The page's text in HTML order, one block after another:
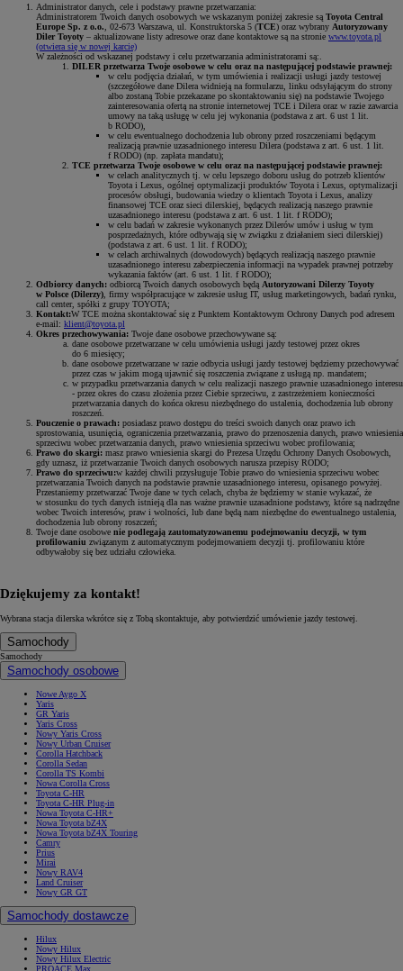
Administrator danych, cele i podstawy prawne przetwarzania:
Administratorem Twoich danych osobowych we wskazanym poniżej zakresie są Toyota Central
Europe Sp. z o.o. , 02-673 Warszawa, ul. Konstruktorska 5 (TCE) oraz wybrany Autoryzowany
Diler Toyoty – aktualizowane listy adresowe oraz dane kontaktowe są na stronie www.toyota.pl
(otwiera się w nowej karcie)
W zależności od wskazanej podstawy i celu przetwarzania administratorami są:.
DILER przetwarza Twoje osobowe w celu oraz na następującej podstawie prawnej:
w celu podjęcia działań, w tym umówienia i realizacji usługi jazdy testowej
(szczegółowe dane Dilera widnieją na formularzu, linku odsyłającym do strony
albo zostaną Tobie przekazane po skontaktowaniu się) na podstawie Twojego
zainteresowania ofertą na stronie internetowej TCE i Dilera oraz w razie zawarcia
umowy na taką usługę w celu jej wykonania (podstawa z art. 6 ust 1 lit.
b RODO),
w celu ewentualnego dochodzenia lub obrony przed roszczeniami będącym
realizacją prawnie uzasadnionego interesu Dilera (podstawa z art. 6 ust. 1 lit.
f RODO) (np. zapłata mandatu);
TCE przetwarza Twoje osobowe w celu oraz na następującej podstawie prawnej:
w celach analitycznych tj. w celu lepszego doboru usług do potrzeb klientów
Toyota i Lexus, ogólnej optymalizacji produktów Toyota i Lexus, optymalizacji
procesów obsługi, budowania wiedzy o klientach Toyota i Lexus, analizy
finansowej TCE oraz sieci dilerskiej, będących realizacją naszego prawnie
uzasadnionego interesu (podstawa z art. 6 ust. 1 lit. f RODO);
w celu badań w zakresie wykonanych przez Dilerów umów i usług w tym
posprzedażnych, które odbywają się w związku z działaniem sieci dilerskiej)
(podstawa z art. 6 ust. 1 lit. f RODO);
w celach archiwalnych (dowodowych) będących realizacją naszego prawnie
uzasadnionego interesu zabezpieczenia informacji na wypadek prawnej potrzeby
wykazania faktów (art. 6 ust. 1 lit. f RODO);
Odbiorcy danych: odbiorcą Twoich danych osobowych będą Autoryzowani Dilerzy Toyoty
w Polsce (Dilerzy) , firmy współpracujące w zakresie usług IT, usług marketingowych, badań rynku,
call center, spółki z grupy TOYOTA;
Kontakt:W TCE można skontaktować się z Punktem Kontaktowym Ochrony Danych pod adresem
e-mail: klient@toyota.pl
Okres przechowywania: Twoje dane osobowe przechowywane są:
dane osobowe przetwarzane w celu umówienia usługi jazdy testowej przez okres
do 6 miesięcy;
dane osobowe przetwarzane w razie odbycia usługi jazdy testowej będziemy przechowywać
przez czas w jakim mogą ujawnić się roszczenia związane z usługą np. mandatem;
w przypadku przetwarzania danych w celu realizacji naszego prawnie uzasadnionego interesu
- przez okres do czasu złożenia przez Ciebie sprzeciwu, z zastrzeżeniem konieczności
przetwarzania danych do końca okresu niezbędnego do ustalenia, dochodzenia lub obrony
roszczeń.
Pouczenie o prawach: posiadasz prawo dostępu do treści swoich danych oraz prawo ich
sprostowania, usunięcia, ograniczenia przetwarzania, prawo do przenoszenia danych, prawo wniesienia
sprzeciwu wobec przetwarzania danych, prawo wniesienia sprzeciwu wobec profilowania;
Prawo do skargi: masz prawo wniesienia skargi do Prezesa Urzędu Ochrony Danych Osobowych,
gdy uznasz, iż przetwarzanie Twoich danych osobowych narusza przepisy RODO;
Prawo do sprzeciwu:w każdej chwili przysługuje Tobie prawo do wniesienia sprzeciwu wobec
przetwarzania Twoich danych na podstawie prawnie uzasadnionego interesu, opisanego powyżej.
Przestaniemy przetwarzać Twoje dane w tych celach, chyba że będziemy w stanie wykazać, że
w stosunku do tych danych istnieją dla nas ważne prawnie uzasadnione podstawy, które są nadrzędne
wobec Twoich interesów, praw i wolności, lub dane będą nam niezbędne do ewentualnego ustalenia,
dochodzenia lub obrony roszczeń;
Twoje dane osobowe nie podlegają zautomatyzowanemu podejmowaniu decyzji, w tym
profilowaniu związanym z automatycznym podejmowaniem decyzji tj. profilowaniu które
odbywałoby się bez udziału człowieka.
Dziękujemy za kontakt!
Wybrana stacja dilerska wkrótce się z Tobą skontaktuje, aby potwierdzić umówienie jazdy testowej.
Samochody
Samochody
Samochody osobowe
Nowe Aygo X
Yaris
GR Yaris
Yaris Cross
Nowy Yaris Cross
Nowy Urban Cruiser
Corolla Hatchback
Corolla Sedan
Corolla TS Kombi
Nowa Corolla Cross
Toyota C-HR
Toyota C-HR Plug-in
Nowa Toyota C-HR+
Nowa Toyota bZ4X
Nowa Toyota bZ4X Touring
Camry
Prius
Mirai
Nowy RAV4
Land Cruiser
Nowy GR GT
Samochody dostawcze
Hilux
Nowy Hilux
Nowy Hilux Electric
PROACE Max